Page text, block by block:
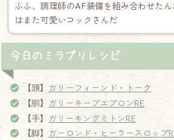
ふふ、調理師のAF装備を組み合わせた
はまた可愛いコックさんだ
今日のミラプリレシピ
【頭】
ガリーフィーンド・トーク
【胴】
ガリーキープエプロンRE
【手】
ガリーキングミトンRE
【脚】 ガーロンド・ヒーラースロップ